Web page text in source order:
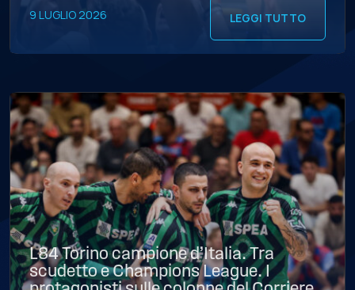
maltesi del Luxol St. Andrews, le vincenti dei gironi H
9 LUGLIO 2026 LEGGI TUTTO
L84 Torino campione d’Italia. Tra
scudetto e Champions League. I